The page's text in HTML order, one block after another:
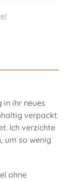
in ihr neues
verpackt.
Ich verzichte
um so wenig
ohne